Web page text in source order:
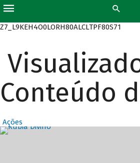
Z7_L9KEH4O0LORH80ALCLTPF80S71
Conteúdo
Ações